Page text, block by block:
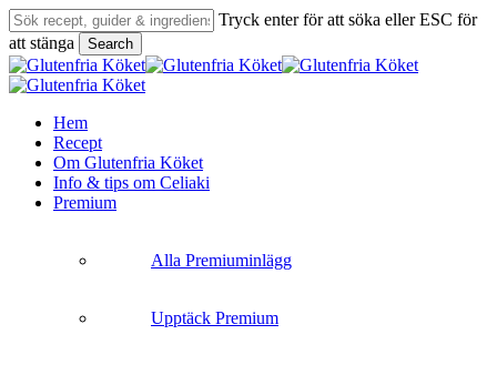
Skip
to
main
content
Tryck enter för att söka eller ESC för
att stänga
Search
Close
Search
search
Menu
Hem
Recept
Om Glutenfria Köket
Info & tips om Celiaki
Premium
Alla Premiuminlägg
Upptäck Premium